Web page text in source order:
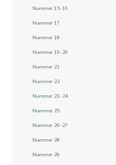
Nummer 15-16
Nummer 17
Nummer 18
Nummer 19-20
Nummer 21
Nummer 22
Nummer 23-24
Nummer 25
Nummer 26-27
Nummer 28
Nummer 29